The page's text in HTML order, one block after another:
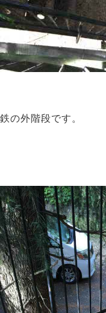
鉄の外階段です。